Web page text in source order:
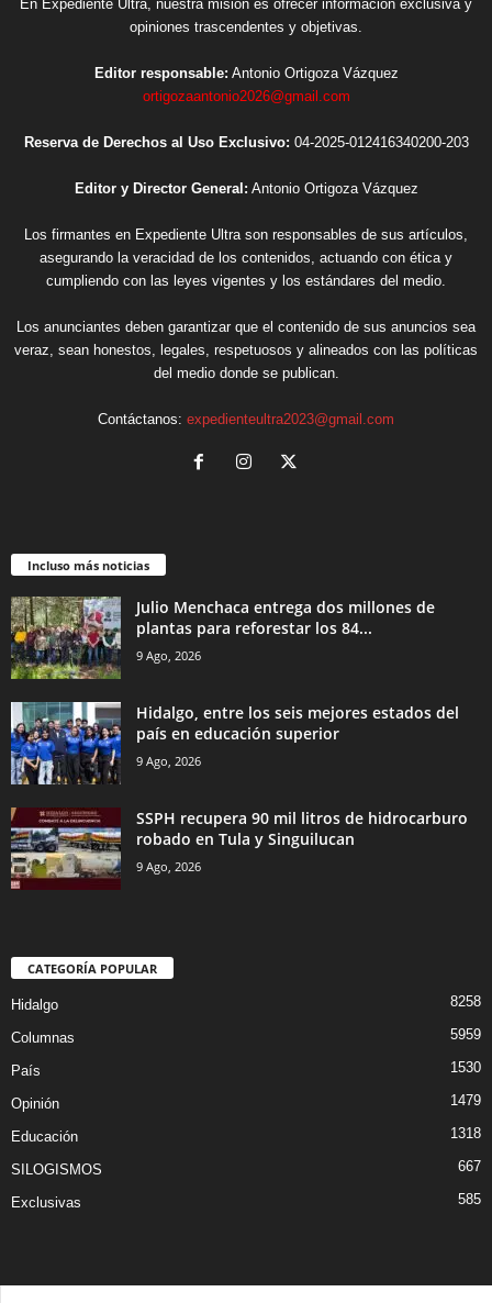
En Expediente Ultra, nuestra misión es ofrecer información exclusiva y
opiniones trascendentes y objetivas.
Editor responsable: Antonio Ortigoza Vázquez
ortigozaantonio2026@gmail.com
Reserva de Derechos al Uso Exclusivo: 04-2025-012416340200-203
Editor y Director General: Antonio Ortigoza Vázquez
Los firmantes en Expediente Ultra son responsables de sus artículos,
asegurando la veracidad de los contenidos, actuando con ética y
cumpliendo con las leyes vigentes y los estándares del medio.
Los anunciantes deben garantizar que el contenido de sus anuncios sea
veraz, sean honestos, legales, respetuosos y alineados con las políticas
del medio donde se publican.
Contáctanos: expedienteultra2023@gmail.com
Incluso más noticias
Julio Menchaca entrega dos millones de
plantas para reforestar los 84...
9 Ago, 2026
Hidalgo, entre los seis mejores estados del
país en educación superior
9 Ago, 2026
SSPH recupera 90 mil litros de hidrocarburo
robado en Tula y Singuilucan
9 Ago, 2026
CATEGORÍA POPULAR
Hidalgo 8258
Columnas 5959
País 1530
Opinión 1479
Educación 1318
SILOGISMOS 667
Exclusivas 585